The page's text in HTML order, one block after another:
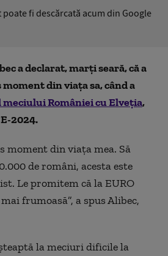
fi descărcată acum din Google
a declarat, marţi seară, că a
din viaţa sa, când a
României cu Elveţia,
2024.
moment din viaţa mea. Să
de români, acesta este
Le promitem că la EURO
frumoasă”, a spus Alibec,
la meciuri dificile la